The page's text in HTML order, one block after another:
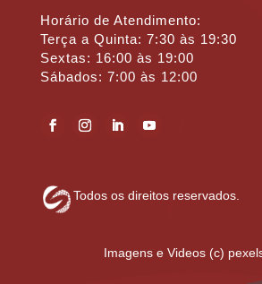
Horário de Atendimento:
Terça a Quinta: 7:30 às 19:30
Sextas: 16:00 às 19:00
Sábados: 7:00 às 12:00
Todos os direitos reservados.
Imagens e Videos (c)